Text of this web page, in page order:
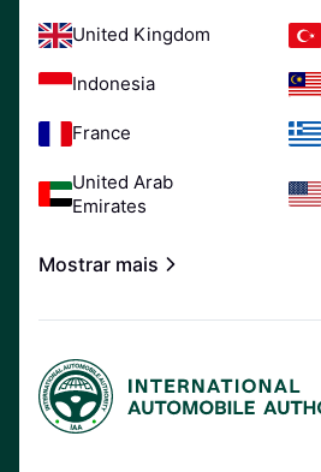
United Kingdom
Indonesia
France
United Arab
Emirates
Mostrar mais